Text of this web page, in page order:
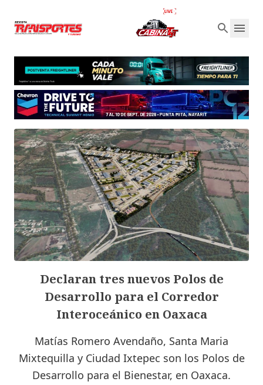
Declaran tres nuevos Polos de
Desarrollo para el Corredor
Interoceánico en Oaxaca
Matías Romero Avendaño, Santa Maria
Mixtequilla y Ciudad Ixtepec son los Polos de
Desarrollo para el Bienestar, en Oaxaca.